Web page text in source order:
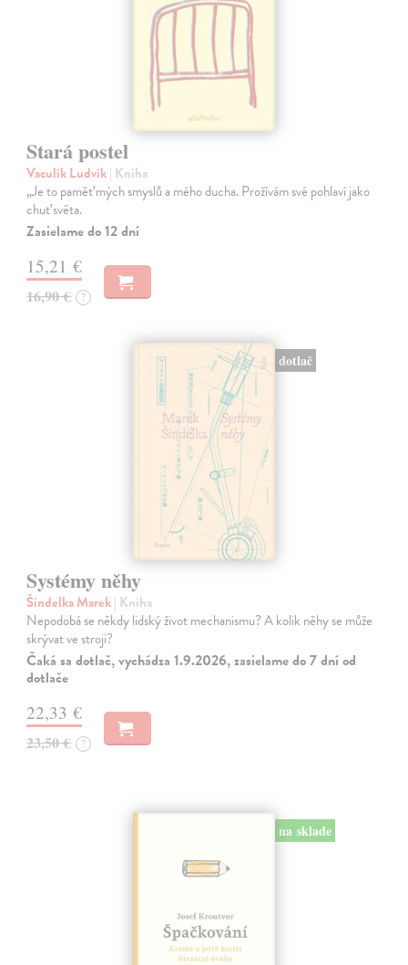
Stará postel
Vaculík Ludvík| Kniha
„Je to paměť mých smyslů a mého ducha. Prožívám své pohlaví jako
chuť světa.
Zasielame do 12 dní
15,21 €
16,90 € ?
dotlač
Systémy něhy
Šindelka Marek| Kniha
Nepodobá se někdy lidský život mechanismu? A kolik něhy se může
skrývat ve stroji?
Čaká sa dotlač, vychádza 1.9.2026, zasielame do 7 dní od
dotlače
22,33 €
23,50 € ?
na sklade